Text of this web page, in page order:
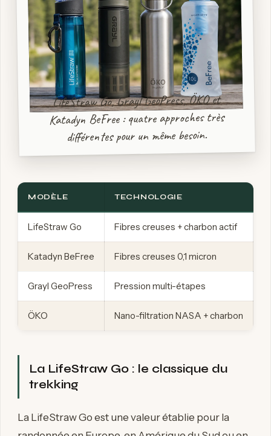
LifeStraw Go, Grayl GeoPress, ÖKO et
Katadyn BeFree : quatre approches très
différentes pour un même besoin.
MODÈLE TECHNOLOGIE
LifeStraw Go Fibres creuses + charbon actif
Katadyn BeFree Fibres creuses 0,1 micron
Grayl GeoPress Pression multi-étapes
ÖKO Nano-filtration NASA + charbon
La LifeStraw Go : le classique du
trekking
La LifeStraw Go est une valeur établie pour la